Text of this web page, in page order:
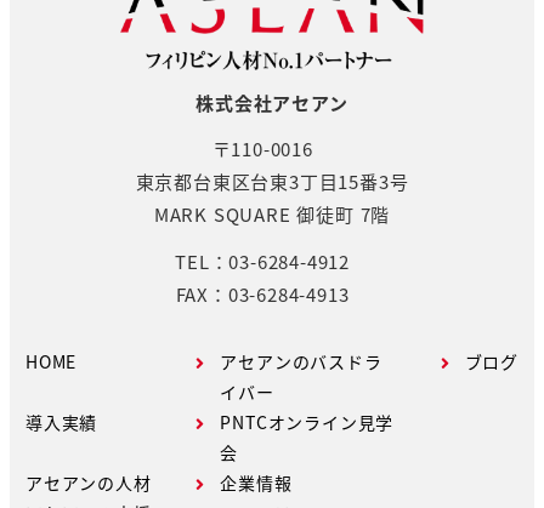
株式会社アセアン
〒110-0016
東京都台東区台東3丁目15番3号
MARK SQUARE 御徒町 7階
TEL：03-6284-4912
FAX：03-6284-4913
HOME
導入実績
アセアンの人材
アセアンのバスドラ
イバー
PNTCオンライン見学
会
企業情報
ブログ